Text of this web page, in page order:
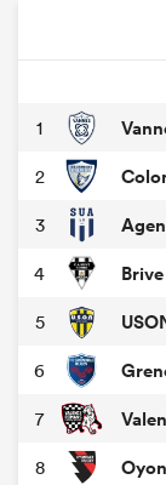
1
2
3 Agen
4 Brive
5
6
7
8